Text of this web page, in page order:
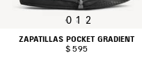
0 1 2
ZAPATILLAS POCKET GRADIENT
$ 595